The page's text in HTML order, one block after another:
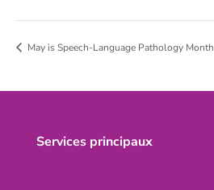
May is Speech-Language Pathology Month
Services principaux